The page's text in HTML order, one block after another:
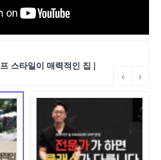
스타일이 매력적인 집 |